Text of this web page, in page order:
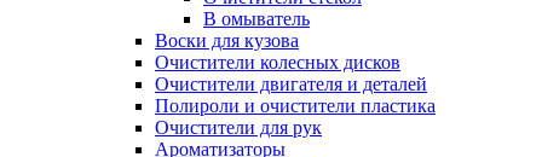
В омыватель
Воски для кузова
Очистители колесных дисков
Очистители двигателя и деталей
Полироли и очистители пластика
Очистители для рук
Ароматизаторы